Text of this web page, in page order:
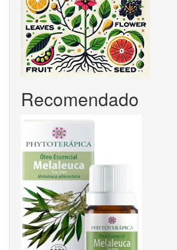
Recomendado